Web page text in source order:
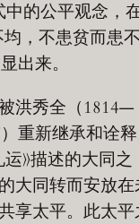
的公平观念，
，不患贫而患
出来。
洪秀全（1814—
重新继承和诠
》描述的大同之
大同转而安放在
享太平。此太平